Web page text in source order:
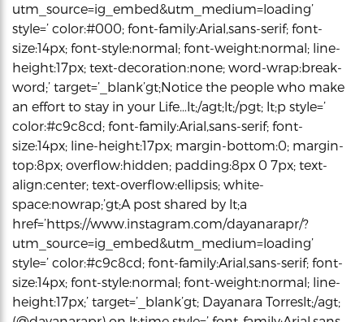
utm_source=ig_embed&utm_medium=loading’
style=’ color:#000; font-family:Arial,sans-serif; font-
size:14px; font-style:normal; font-weight:normal; line-
height:17px; text-decoration:none; word-wrap:break-
word;’ target=’_blank’gt;Notice the people who make
an effort to stay in your Life…lt;/agt;lt;/pgt; lt;p style=’
color:#c9c8cd; font-family:Arial,sans-serif; font-
size:14px; line-height:17px; margin-bottom:0; margin-
top:8px; overflow:hidden; padding:8px 0 7px; text-
align:center; text-overflow:ellipsis; white-
space:nowrap;’gt;A post shared by lt;a
href=’https://www.instagram.com/dayanarapr/?
utm_source=ig_embed&utm_medium=loading’
style=’ color:#c9c8cd; font-family:Arial,sans-serif; font-
size:14px; font-style:normal; font-weight:normal; line-
height:17px;’ target=’_blank’gt; Dayanara Torreslt;/agt;